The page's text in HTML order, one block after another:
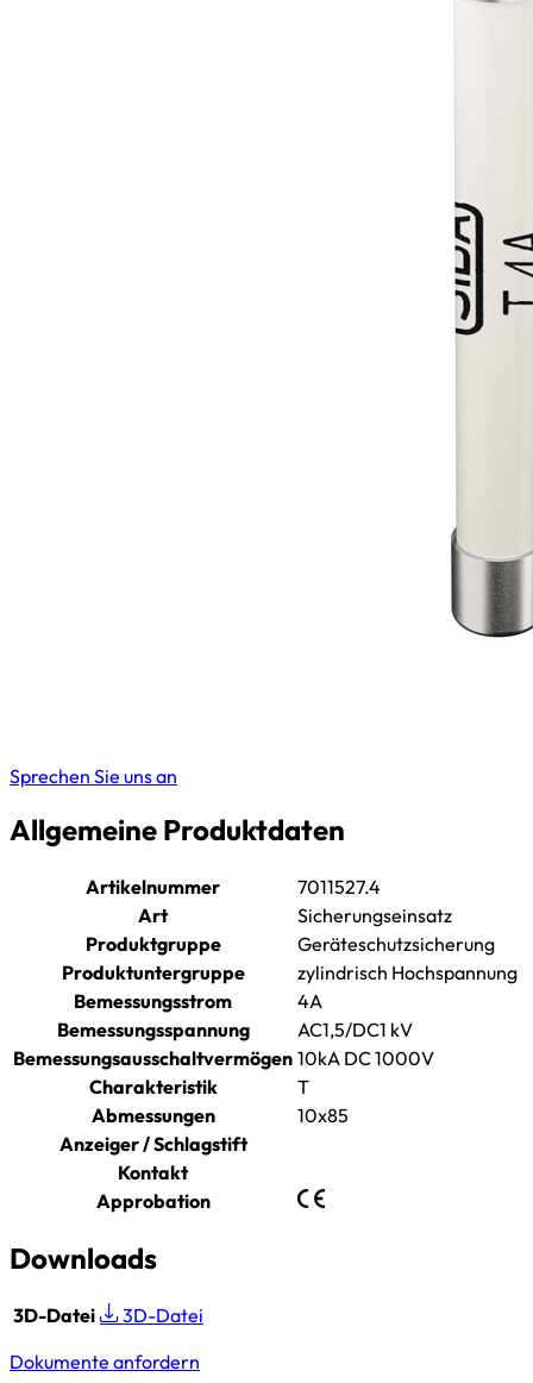
Sprechen Sie uns an
Allgemeine Produktdaten
Artikelnummer
7011527.4
Art
Sicherungseinsatz
Produktgruppe
Geräteschutzsicherung
Produktuntergruppe
zylindrisch Hochspannung
Bemessungsstrom
4A
Bemessungsspannung
AC1,5/DC1 kV
Bemessungsausschaltvermögen 10kA DC 1000V
Charakteristik
T
Abmessungen
10x85
Anzeiger / Schlagstift
Kontakt
Approbation
Downloads
3D-Datei
3D-Datei
Dokumente anfordern